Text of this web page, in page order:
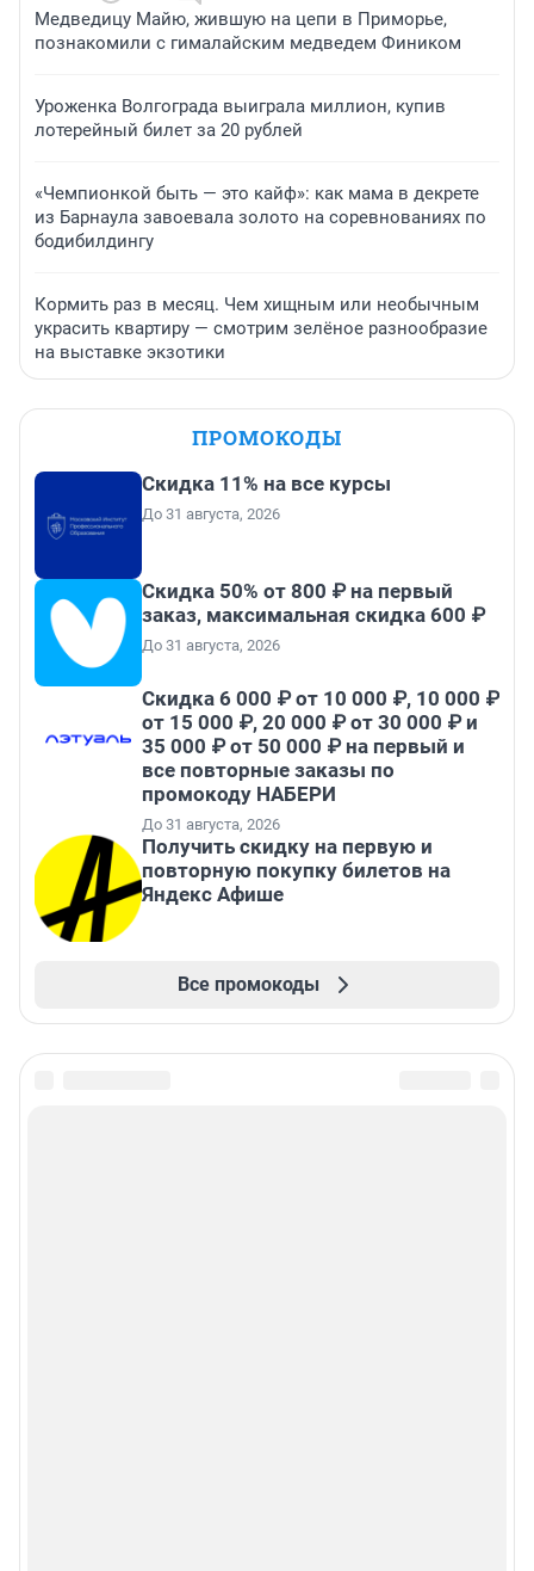
Медведицу Майю, жившую на цепи в Приморье,
познакомили с гималайским медведем Фиником
Уроженка Волгограда выиграла миллион, купив
лотерейный билет за 20 рублей
«Чемпионкой быть — это кайф»: как мама в декрете
из Барнаула завоевала золото на соревнованиях по
бодибилдингу
Кормить раз в месяц. Чем хищным или необычным
украсить квартиру — смотрим зелёное разнообразие
на выставке экзотики
ПРОМОКОДЫ
Скидка 11% на все курсы
До 31 августа, 2026
Скидка 50% от 800 ₽ на первый
заказ, максимальная скидка 600 ₽
До 31 августа, 2026
Скидка 6 000 ₽ от 10 000 ₽, 10 000 ₽
от 15 000 ₽, 20 000 ₽ от 30 000 ₽ и
35 000 ₽ от 50 000 ₽ на первый и
все повторные заказы по
промокоду НАБЕРИ
До 31 августа, 2026
Получить скидку на первую и
повторную покупку билетов на
Яндекс Афише
Все промокоды